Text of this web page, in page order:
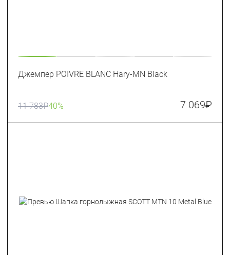
Джемпер POIVRE BLANC Hary-MN Black
11 783₽40% 7 069₽